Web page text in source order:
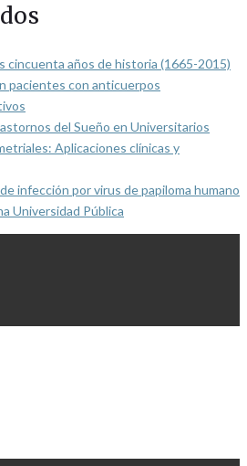
cincuenta años de historia (1665-2015)
pacientes con anticuerpos
del Sueño en Universitarios
Aplicaciones clínicas y
infección por virus de papiloma humano
Universidad Pública